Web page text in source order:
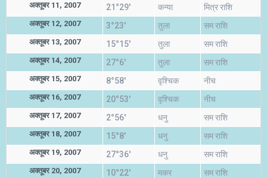
अक्तूबर 11, 2007 21°29' कन्या मित्र राशि
अक्तूबर 12, 2007 3°23' तुला सम राशि
अक्तूबर 13, 2007 15°15' तुला सम राशि
अक्तूबर 14, 2007 27°6' तुला सम राशि
अक्तूबर 15, 2007 8°58' वृश्चिक नीच
अक्तूबर 16, 2007 20°53' वृश्चिक नीच
अक्तूबर 17, 2007 2°56' धनु सम राशि
अक्तूबर 18, 2007 15°8' धनु सम राशि
अक्तूबर 19, 2007 27°36' धनु सम राशि
अक्तूबर 20, 2007 10°22' मकर सम राशि